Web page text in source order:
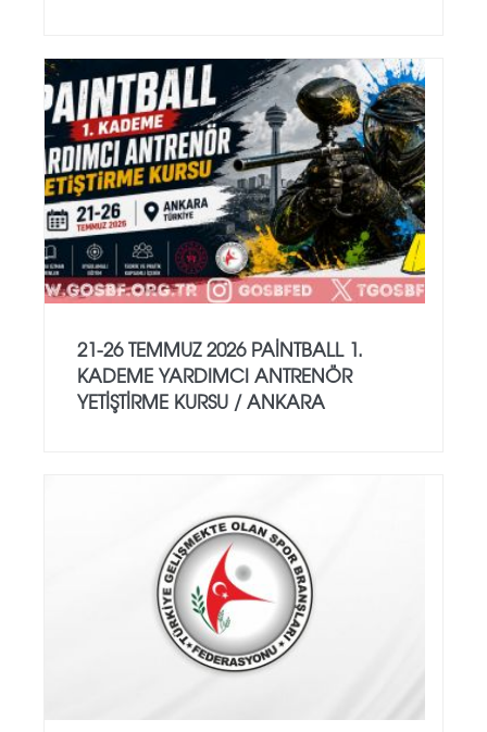
21-26 TEMMUZ 2026 PAİNTBALL 1.
KADEME YARDIMCI ANTRENÖR
YETİŞTİRME KURSU / ANKARA